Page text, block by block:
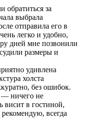
обратиться за
выбрала
отправила его в
легко и удобно,
дней мне позвонили
размеры и
удивлена
холста
без ошибок.
— ничего не
висит в гостиной,
всегда